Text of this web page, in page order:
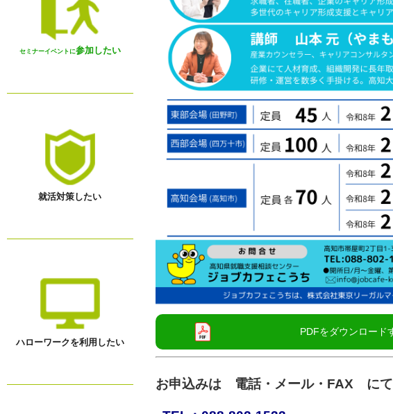
セミナーイベントに参加したい
就活対策したい
ハローワークを利用したい
お申込みは 電話・メール・FAX にて